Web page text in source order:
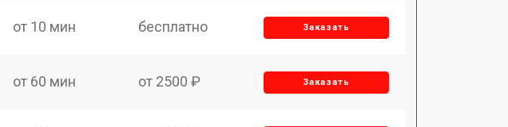
от 10 мин бесплатно Заказать
от 60 мин от 2500 ₽ Заказать